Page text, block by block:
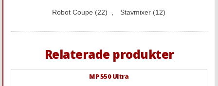
Robot Coupe (22) Stavmixer (12)
Relaterade produkter
MP 550 Ultra